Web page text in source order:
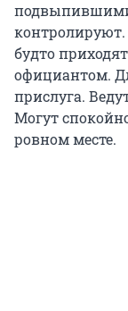
контролируют.
будто
официантом.
прислуга.
Могут
ровном месте.